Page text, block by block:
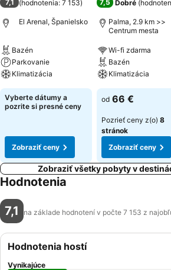
7,1 (hodnotenia: 7 153)
El Arenal, Španielsko
Bazén
Parkovanie
Klimatizácia
Vyberte dátumy a
pozrite si presné ceny
Zobraziť ceny
7,5 Dobré (
Palma, 2.9 km >>
Centrum mesta
Wi-fi zdarma
Bazén
Klimatizácia
od 66 €
Pozrieť ceny z(o) 8
stránok
Zobraziť ceny
Zobraziť všetky pobyty v
Hodnotenia
7,1 na základe hodnotení v počte 7 153 z
Hodnotenia hostí
Vynikajúce